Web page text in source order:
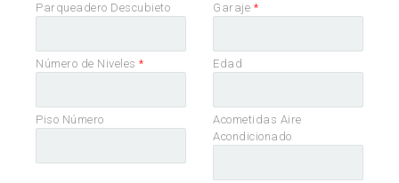
Parqueadero Descubieto Garaje *
Número de Niveles * Edad
Piso Número
Acometidas Aire
Acondicionado